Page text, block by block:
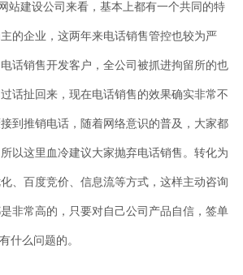
站建设公司来看，基本上都有一个共同的特
的企业，这两年来电话销售管控也较为严
话销售开发客户，全公司被抓进拘留所的也
话扯回来，现在电话销售的效果确实非常不
到推销电话，随着网络意识的普及，大家都
以这里血冷建议大家抛弃电话销售。转化为
、百度竞价、信息流等方式，这样主动咨询
非常高的，只要对自己公司产品自信，签单
什么问题的。